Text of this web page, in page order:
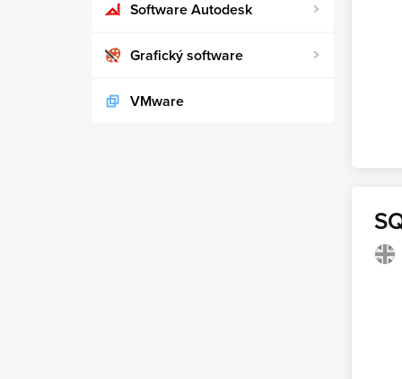
Software Autodesk
Grafický software
VMware